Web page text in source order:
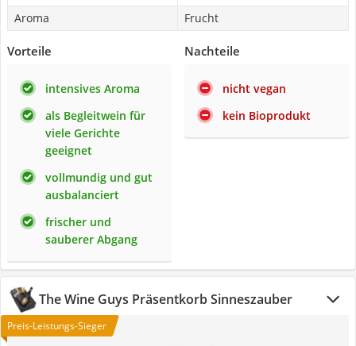
Aroma
Frucht
Vorteile
intensives Aroma
als Begleitwein für
viele Gerichte
geeignet
vollmundig und gut
ausbalanciert
frischer und
sauberer Abgang
Nachteile
nicht vegan
kein Bioprodukt
The Wine Guys Präsentkorb Sinneszauber
Preis-Leistungs-Sieger